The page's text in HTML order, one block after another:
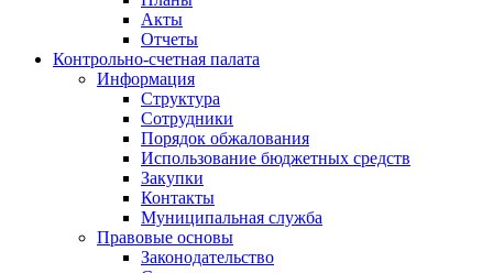
Акты
Отчеты
Контрольно-счетная палата
Информация
Структура
Сотрудники
Порядок обжалования
Использование бюджетных средств
Закупки
Контакты
Муниципальная служба
Правовые основы
Законодательство